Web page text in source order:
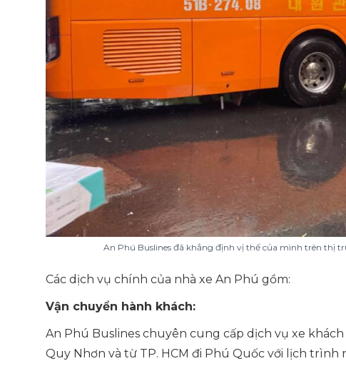
An Phú Buslines đã khẳng định vị thế của mình trên thị
Các dịch vụ chính của nhà xe An Phú gồm:
Vận chuyển hành khách:
An Phú Buslines chuyên cung cấp dịch vụ xe
Quy Nhơn và từ TP. HCM đi Phú Quốc với lịch trình